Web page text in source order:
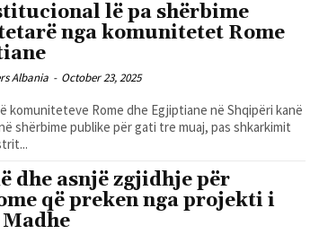
lë pa shërbime
nga komunitetet Rome
Albania - October 23, 2025
komuniteteve Rome dhe Egjiptiane në Shqipëri kanë
shërbime publike për gati tre muaj, pas shkarkimit
dhe asnjë zgjidhje për
që preken nga projekti i
Madhe